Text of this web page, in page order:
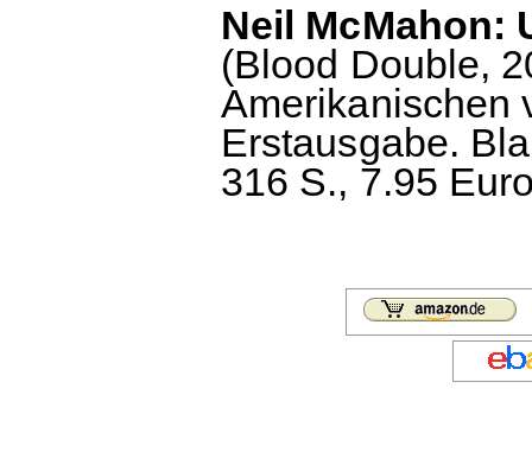
Neil McMahon:
(Blood Double,
Amerikanischen
Erstausgabe.
316 S., 7.95